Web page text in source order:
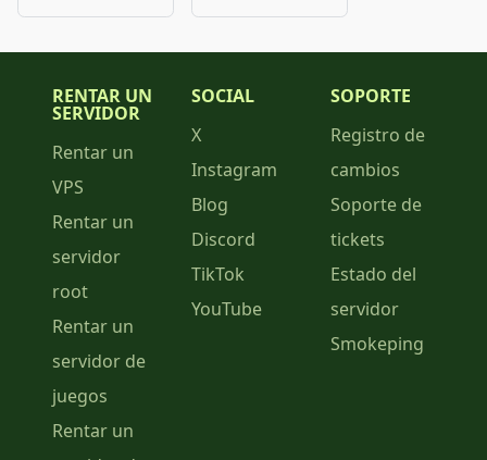
RENTAR UN
SERVIDOR
Rentar un
VPS
Rentar un
servidor
root
Rentar un
servidor de
juegos
Rentar un
SOCIAL
X
Instagram
Blog
Discord
TikTok
YouTube
SOPORTE
Registro de
cambios
Soporte de
tickets
Estado del
servidor
Smokeping